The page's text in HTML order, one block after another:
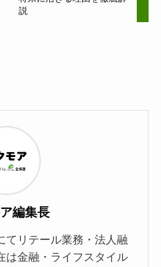
説
編集長
てリテール業務・法人融
は金融・ライフスタイル